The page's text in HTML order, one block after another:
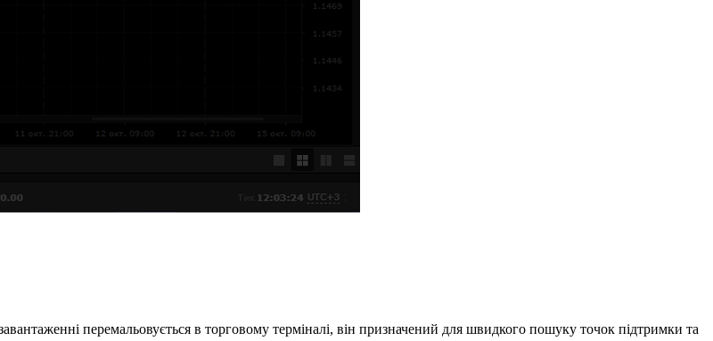
перемальовується в торговому терміналі, він призначений для швидкого пошуку точок підтримки та